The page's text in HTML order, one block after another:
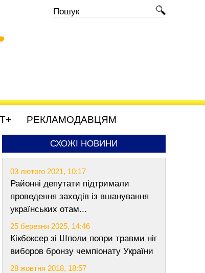
РЕКЛАМОДАВЦЯМ
СХОЖІ НОВИНИ
03 лютого 2021, 10:17
Районні депутати підтримали
проведення заходів із вшанування
українських отам...
25 березня 2025, 14:46
Кікбоксер зі Шполи попри травми ніг
виборов бронзу чемпіонату України
28 жовтня 2018, 18:57